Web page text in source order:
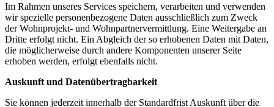
Im Rahmen unseres Services speichern, verarbeiten und verwenden
wir spezielle personenbezogene Daten ausschließlich zum Zweck
der Wohnprojekt- und Wohnpartnervermittlung. Eine Weitergabe an
Dritte erfolgt nicht. Ein Abgleich der so erhobenen Daten mit Daten,
die möglicherweise durch andere Komponenten unserer Seite
erhoben werden, erfolgt ebenfalls nicht.
Auskunft und Datenübertragbarkeit
Sie können jederzeit innerhalb der Standardfrist Auskunft über die